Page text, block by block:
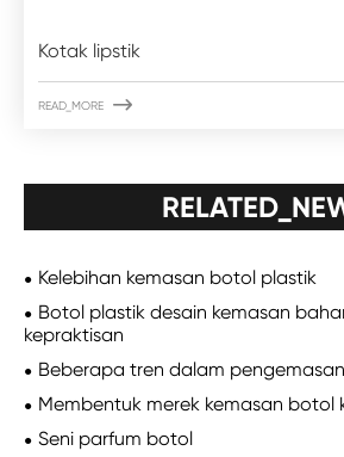
Kotak lipstik
READ_MORE 
Kelebihan kemasan botol plastik
Botol plastik desain kemasan
kepraktisan
Beberapa tren dalam
Membentuk merek kemasan botol
Seni parfum botol